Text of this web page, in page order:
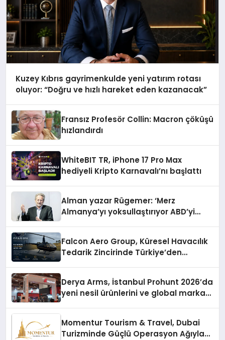
Kuzey Kıbrıs gayrimenkulde yeni yatırım rotası
oluyor: “Doğru ve hızlı hareket eden kazanacak”
Fransız Profesör Collin: Macron çöküşü
hızlandırdı
WhiteBIT TR, iPhone 17 Pro Max
hediyeli Kripto Karnavalı’nı başlattı
Alman yazar Rügemer: ‘Merz
Almanya’yı yoksullaştırıyor ABD’yi
Falcon Aero Group, Küresel Havacılık
Tedarik Zincirinde Türkiye’den
Derya Arms, İstanbul Prohunt 2026’da
yeni nesil ürünlerini ve global marka
Momentur Tourism & Travel, Dubai
Turizminde Güçlü Operasyon Ağıyla